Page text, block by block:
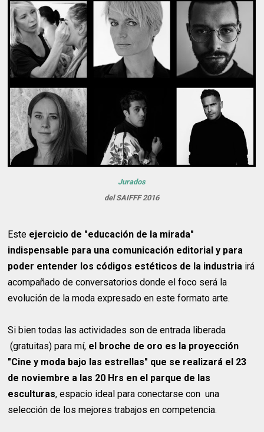
Jurados
del SAIFFF 2016
Este ejercicio de "educación de la mirada"
indispensable para una comunicación editorial y para
poder entender los códigos estéticos de la industria irá
acompañado de conversatorios donde el foco será la
evolución de la moda expresado en este formato arte.
Si bien todas las actividades son de entrada liberada
(gratuitas) para mí, el broche de oro es la proyección
"Cine y moda bajo las estrellas" que se realizará el 23
de noviembre a las 20 Hrs en el parque de las
esculturas, espacio ideal para conectarse con una
selección de los mejores trabajos en competencia.